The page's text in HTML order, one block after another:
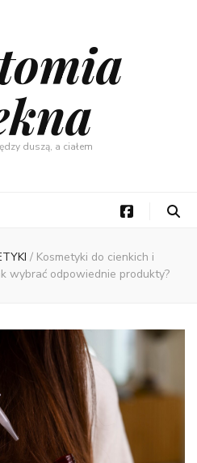
duszą, a ciałem
/ Kosmetyki do cienkich i
wybrać odpowiednie produkty?